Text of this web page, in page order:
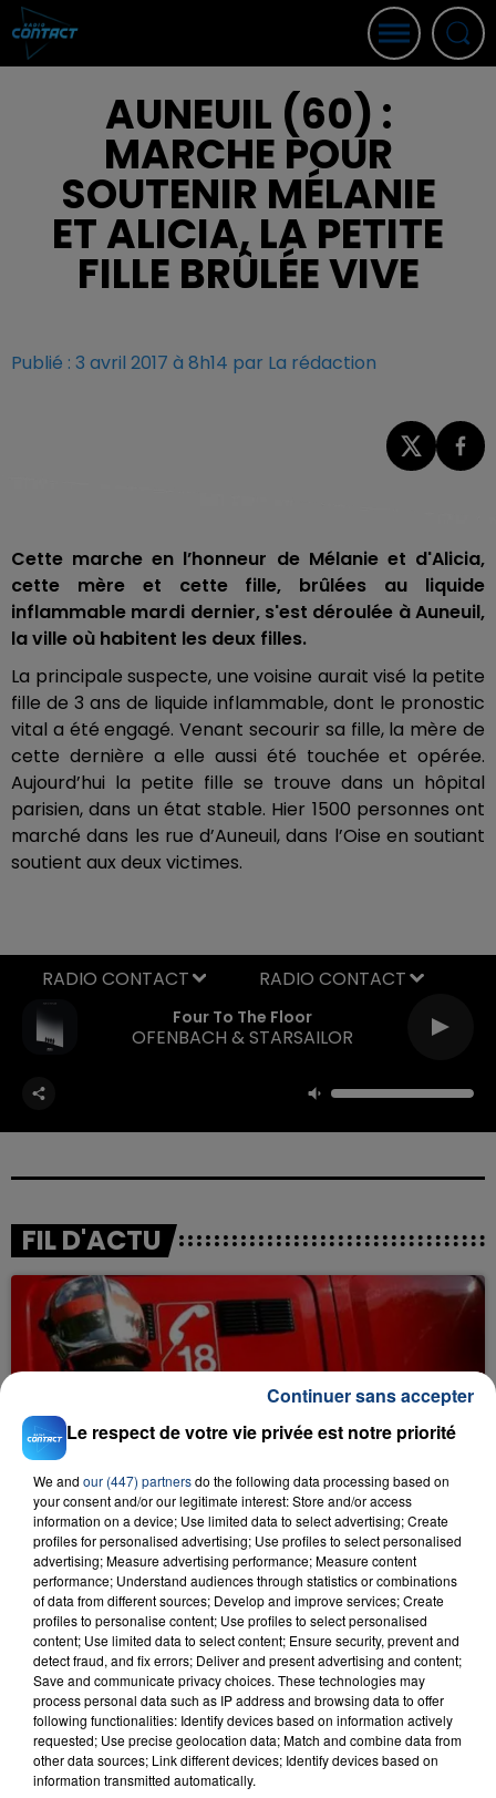
AUNEUIL (60) :
MARCHE POUR
SOUTENIR MÉLANIE
ET ALICIA, LA PETITE
FILLE BRÛLÉE VIVE
Publié : 3 avril 2017 à 8h14 par La rédaction
Cette marche en l’honneur de Mélanie et d'Alicia,
cette mère et cette fille, brûlées au liquide
inflammable mardi dernier, s'est déroulée à Auneuil,
la ville où habitent les deux filles.
La principale suspecte, une voisine aurait visé la petite
fille de 3 ans de liquide inflammable, dont le pronostic
vital a été engagé. Venant secourir sa fille, la mère de
cette dernière a elle aussi été touchée et opérée.
Aujourd’hui la petite fille se trouve dans un hôpital
parisien, dans un état stable. Hier 1500 personnes ont
marché dans les rue d’Auneuil, dans l’Oise en soutiant
soutient aux deux victimes.
Four To The Floor
OFENBACH & STARSAILOR
RADIO CONTACT
FIL D'ACTU
23 juillet 2026
INCENDIE MORTEL À LENS : UNE FEMME ET
SON BÉBÉ ENTRE LA VIE ET LA...
Un homme s'est immolé par le feu après avoir
aspergé sa compagne et leur bébé de trois mois
d'un liquide inflammable.
20 juillet 2026
UNE ADOLESCENTE DEVANT SE FAIRE
OPÉRER DE LA CHEVILLE RESSORT DE LA...
Le respect de votre vie privée est notre priorité
We and our (447) partnersdo the following data processing based on
your consent and/or our legitimate interest: Store and/or access
information on a device; Use limited data to select advertising; Create
profiles for personalised advertising; Use profiles to select personalised
advertising; Measure advertising performance; Measure content
performance; Understand audiences through statistics or combinations
of data from different sources; Develop and improve services; Create
profiles to personalise content; Use profiles to select personalised
content; Use limited data to select content; Ensure security, prevent and
detect fraud, and fix errors; Deliver and present advertising and content;
Save and communicate privacy choices. These technologies may
process personal data such as IP address and browsing data to offer
following functionalities: Identify devices based on information actively
requested; Use precise geolocation data; Match and combine data from
other data sources; Link different devices; Identify devices based on
information transmitted automatically.
Continuer sans accepter